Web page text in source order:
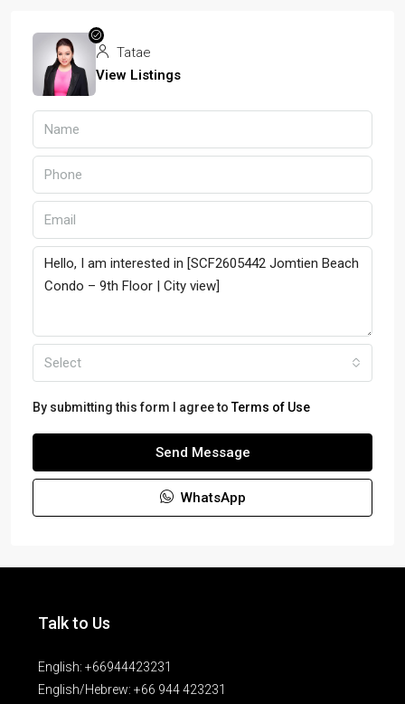
Tatae
View Listings
Select
By submitting this form I agree toTerms of Use
Send Message
WhatsApp
Talk to Us
English: +66944423231
English/Hebrew: +66 944 423231